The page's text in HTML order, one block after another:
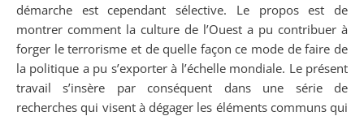
démarche est cependant sélective. Le propos est de
montrer comment la culture de l’Ouest a pu contribuer à
forger le terrorisme et de quelle façon ce mode de faire de
la politique a pu s’exporter à l’échelle mondiale. Le présent
travail s’insère par conséquent dans une série de
recherches qui visent à dégager les éléments communs qui